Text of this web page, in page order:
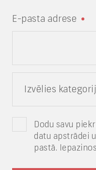
E-pasta adrese
Izvēlies
Dodu savu
datu apstrādei
pastā.